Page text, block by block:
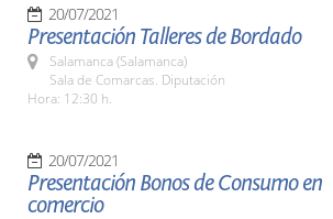
20/07/2021
Presentación Talleres de Bordado
Salamanca (Salamanca)
Sala de Comarcas. Diputación
Hora: 12:30 h.
20/07/2021
Presentación Bonos de Consumo en
comercio